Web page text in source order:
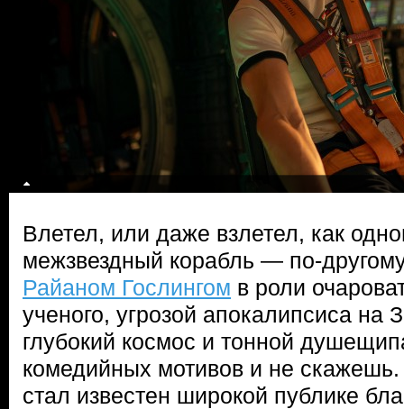
Влетел, или даже взлетел, как
межзвездный корабль — по-
Райаном Гослингом в роли
ученого, угрозой апокалипсиса на
глубокий космос и тонной
комедийных мотивов и не
стал известен широкой публике